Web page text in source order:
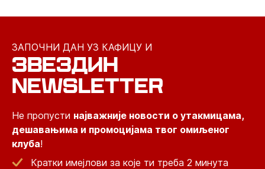
ЗАПОЧНИ ДАН УЗ КАФИЦУ И
ЗВЕЗДИН
NEWSLETTER
Не пропусти најважније новости о утакмицама,
дешавањима и промоцијама твог омиљеног
клуба!
Кратки имејлови за које ти треба 2 минута